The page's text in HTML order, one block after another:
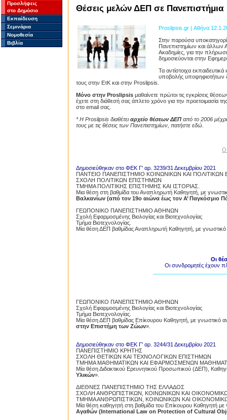
Προσλήψεις
στο Δημόσιο
Εκπαίδευση
Σεμινάρια
Νομοθεσία
Βιβλία
Θέσεις μελών ΔΕΠ σε Πανεπιστήμια
Proslipsis.gr | Αθήνα
Στην παρούσα
Πανεπιστημίων και άλλων
Ακαδημίες, για την
δημοσιεύονται στην
Τα αντίστοιχα
υποβολής υποψηφιοτήτων
τους στην ΕτΚ και στην Proslipsis.
Μόνο στην Proslipsis μαθαίνετε πρώτοι τις εγκρίσεις
έχετε στη διάθεσή σας άπλετο χρόνο για την προετοιμασία
στο email σας.
* Η Proslipsis διαθέτειαρχείο θέσεων ΔΕΠ από το 2006
τους με τις θέσεις των Πανεπιστημίων, πατήστε εδώ.
Ο
Δημοσιεύθηκαν στο ΦΕΚ Γ' αρ. 3239/31 Δεκεμβρίου 2021
ΠΑΝΤΕΙΟ ΠΑΝΕΠΙΣΤΗΜΙΟ ΚΟΙΝΩΝΙΚΩΝ ΚΑΙ ΠΟΛΙΤΙΚΩΝ
ΣΧΟΛΗ ΠΟΛΙΤΙΚΩΝ ΕΠΙΣΤΗΜΩΝ
ΤΜΗΜΑ ΠΟΛΙΤΙΚΗΣ ΕΠΙΣΤΗΜΗΣ ΚΑΙ ΙΣΤΟΡΙΑΣ.
Μια θέση στη βαθμίδα του Αναπληρωτή Καθηγητή, με
Βαλκανίων (από τον 19ο αιώνα έως τον Α’ Παγκόσμιο
ΓΕΩΠΟΝΙΚΟ ΠΑΝΕΠΙΣΤΗΜΙΟ ΑΘΗΝΩΝ
Σχολή Εφαρμοσμένης Βιολογίας και Βιοτεχνολογίας
Τμήμα Βιοτεχνολογίας.
Μία θέση ΔΕΠ βαθμίδας Αναπληρωτή Καθηγητή, με γνωστικό
Οι
Οι συνδρομητές έχουν
ΓΕΩΠΟΝΙΚΟ ΠΑΝΕΠΙΣΤΗΜΙΟ ΑΘΗΝΩΝ
Σχολή Εφαρμοσμένης Βιολογίας και Βιοτεχνολογίας
Τμήμα Βιοτεχνολογίας.
Μία θέση ΔΕΠ βαθμίδας Επίκουρου Καθηγητή, με γνωστικό
στην Επιστήμη των Ζώων».
Δημοσιεύθηκαν στο ΦΕΚ Γ' αρ. 3244/31 Δεκεμβρίου 2021
ΠΑΝΕΠΙΣΤΗΜΙΟ ΚΡΗΤΗΣ
ΣΧΟΛΗ ΘΕΤΙΚΩΝ ΚΑΙ ΤΕΧΝΟΛΟΓΙΚΩΝ ΕΠΙΣΤΗΜΩΝ
ΤΜΗΜΑ ΜΑΘΗΜΑΤΙΚΩΝ ΚΑΙ ΕΦΑΡΜΟΣΜΕΝΩΝ
Μία θέση Διδακτικού Ερευνητικού Προσωπικού (ΔΕΠ),
Υλικών».
ΔΙΕΘΝΕΣ ΠΑΝΕΠΙΣΤΗΜΙΟ ΤΗΣ ΕΛΛΑΔΟΣ
ΣΧΟΛΗ ΑΝΘΡΩΠΙΣΤΙΚΩΝ, ΚΟΙΝΩΝΙΚΩΝ ΚΑΙ
ΤΜΗΜΑ ΑΝΘΡΩΠΙΣΤΙΚΩΝ, ΚΟΙΝΩΝΙΚΩΝ ΚΑΙ
Μία θέση καθηγητή στη βαθμίδα του Επίκουρου Καθηγητή με
Αγαθών (International Law on Protection of Cultural